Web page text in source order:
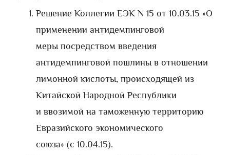
Решение Коллегии ЕЭК N 15 от 10.03.15 «О
применении антидемпинговой
меры посредством введения
антидемпинговой пошлины в отношении
лимонной кислоты, происходящей из
Китайской Народной Республики
и ввозимой на таможенную территорию
Евразийского экономического
союза» (с 10.04.15).